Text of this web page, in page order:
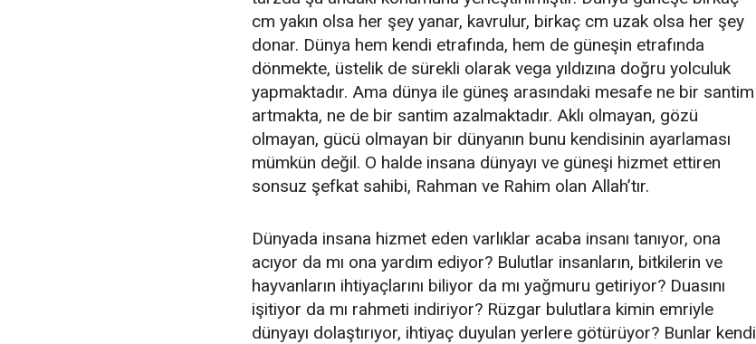
cm yakın olsa her şey yanar, kavrulur, birkaç cm uzak olsa her şey
donar. Dünya hem kendi etrafında, hem de güneşin etrafında
dönmekte, üstelik de sürekli olarak vega yıldızına doğru yolculuk
yapmaktadır. Ama dünya ile güneş arasındaki mesafe ne bir santim
artmakta, ne de bir santim azalmaktadır. Aklı olmayan, gözü
olmayan, gücü olmayan bir dünyanın bunu kendisinin ayarlaması
mümkün değil. O halde insana dünyayı ve güneşi hizmet ettiren
sonsuz şefkat sahibi, Rahman ve Rahim olan Allah’tır.
Dünyada insana hizmet eden varlıklar acaba insanı tanıyor, ona
acıyor da mı ona yardım ediyor? Bulutlar insanların, bitkilerin ve
hayvanların ihtiyaçlarını biliyor da mı yağmuru getiriyor? Duasını
işitiyor da mı rahmeti indiriyor? Rüzgar bulutlara kimin emriyle
dünyayı dolaştırıyor, ihtiyaç duyulan yerlere götürüyor? Bunlar kendi